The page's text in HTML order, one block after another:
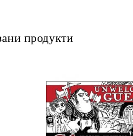
продукти